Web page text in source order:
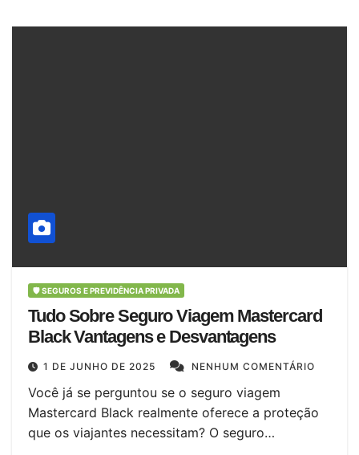
🛡️ SEGUROS E PREVIDÊNCIA PRIVADA
Tudo Sobre Seguro Viagem Mastercard
Black Vantagens e Desvantagens
1 DE JUNHO DE 2025 NENHUM COMENTÁRIO
Você já se perguntou se o seguro viagem
Mastercard Black realmente oferece a proteção
que os viajantes necessitam? O seguro…